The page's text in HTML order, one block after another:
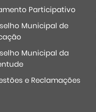
Participativo
Municipal de
Municipal da
e Reclamações